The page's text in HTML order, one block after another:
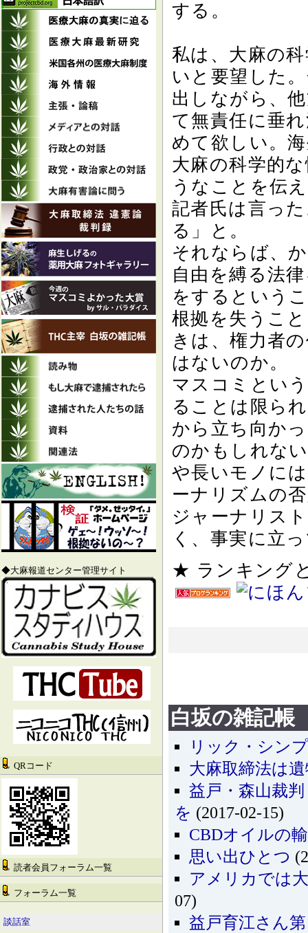
◆大麻報道センター管理サイト
QRコード
読者会員フォーラム一覧
フォーラム一覧
談話室
する。
私は、大麻の
いと要望した
出しながら、
て無責任に垂
めて欲しい。
大麻の科学的
うなことを伝
記者氏は言っ
る」と。
それならば、
自由を縛る法
をするという
根拠を失うこ
きは、権力者
はないのか。
マスコミとい
ることは限ら
から立ち向か
のかもしれな
や長いモノに
ーナリズムの
ジャーナリス
く、事実に立
★ ランキン
白坂の雑記帳
リック・シン
大麻取締法は
益戸・森山裁
を (2017-02-15)
CBDオイルの
思い出ひとつ
アメリカでは
07)
益戸育江さん